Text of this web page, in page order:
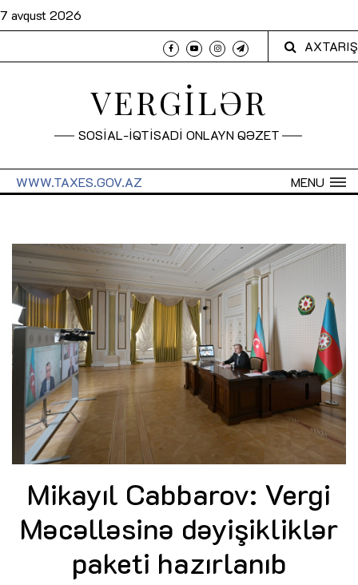
7 avqust 2026
AXTARIŞ
VERGİLƏR
SOSİAL-İQTİSADİ ONLAYN QƏZET
MENU
WWW.TAXES.GOV.AZ
Mikayıl Cabbarov: Vergi
Məcəlləsinə dəyişikliklər
paketi hazırlanıb